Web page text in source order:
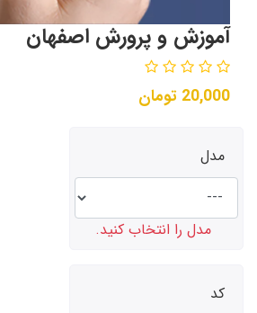
آموزش و پرورش اصفهان
20,000 تومان
مدل
مدل را انتخاب کنید.
کد